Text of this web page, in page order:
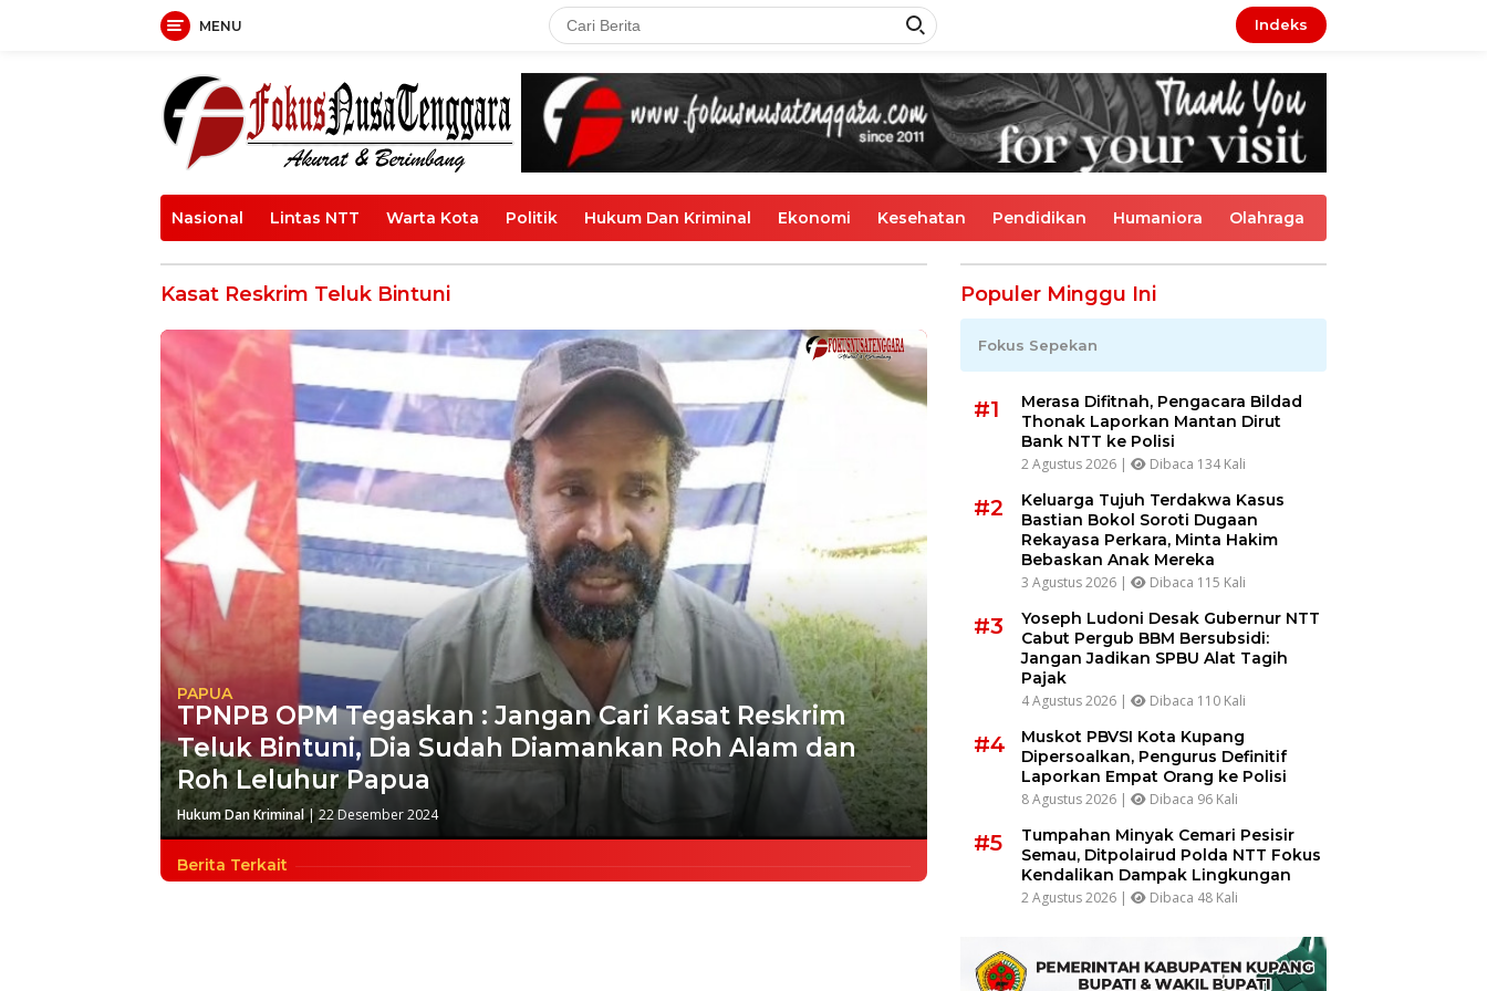
MENU Indeks
Nasional Lintas NTT Warta Kota Politik Hukum Dan Kriminal Ekonomi Kesehatan Pendidikan Humaniora Olahraga
Kasat Reskrim Teluk Bintuni
PAPUA
TPNPB OPM Tegaskan : Jangan Cari Kasat Reskrim
Teluk Bintuni, Dia Sudah Diamankan Roh Alam dan
Roh Leluhur Papua
Hukum Dan Kriminal| 22 Desember 2024
Berita Terkait
Populer Minggu Ini
Fokus Sepekan
#1
Merasa Difitnah, Pengacara Bildad
Thonak Laporkan Mantan Dirut
Bank NTT ke Polisi
2 Agustus 2026 | Dibaca 134 Kali
#2
Keluarga Tujuh Terdakwa Kasus
Bastian Bokol Soroti Dugaan
Rekayasa Perkara, Minta Hakim
Bebaskan Anak Mereka
3 Agustus 2026 | Dibaca 115 Kali
#3
Yoseph Ludoni Desak Gubernur NTT
Cabut Pergub BBM Bersubsidi:
Jangan Jadikan SPBU Alat Tagih
Pajak
4 Agustus 2026 | Dibaca 110 Kali
#4
Muskot PBVSI Kota Kupang
Dipersoalkan, Pengurus Definitif
Laporkan Empat Orang ke Polisi
8 Agustus 2026 | Dibaca 96 Kali
#5
Tumpahan Minyak Cemari Pesisir
Semau, Ditpolairud Polda NTT Fokus
Kendalikan Dampak Lingkungan
2 Agustus 2026 | Dibaca 48 Kali